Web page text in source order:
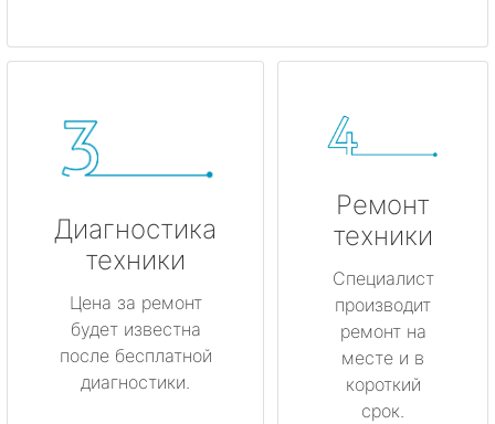
Диагностика
техники
Цена за ремонт
будет известна
после бесплатной
диагностики.
Ремонт
техники
Специалист
производит
ремонт на
месте и в
короткий
срок.